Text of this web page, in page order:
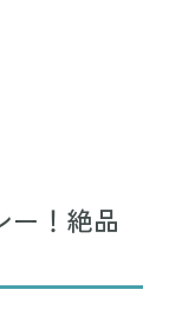
ー！絶品